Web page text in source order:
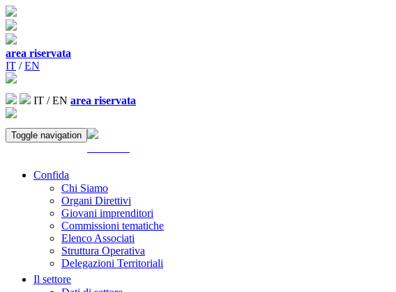
area riservata
IT /EN
IT /EN area riservata
Toggle navigation
Confida
Chi Siamo
Organi Direttivi
Giovani imprenditori
Commissioni tematiche
Elenco Associati
Struttura Operativa
Delegazioni Territoriali
Il settore